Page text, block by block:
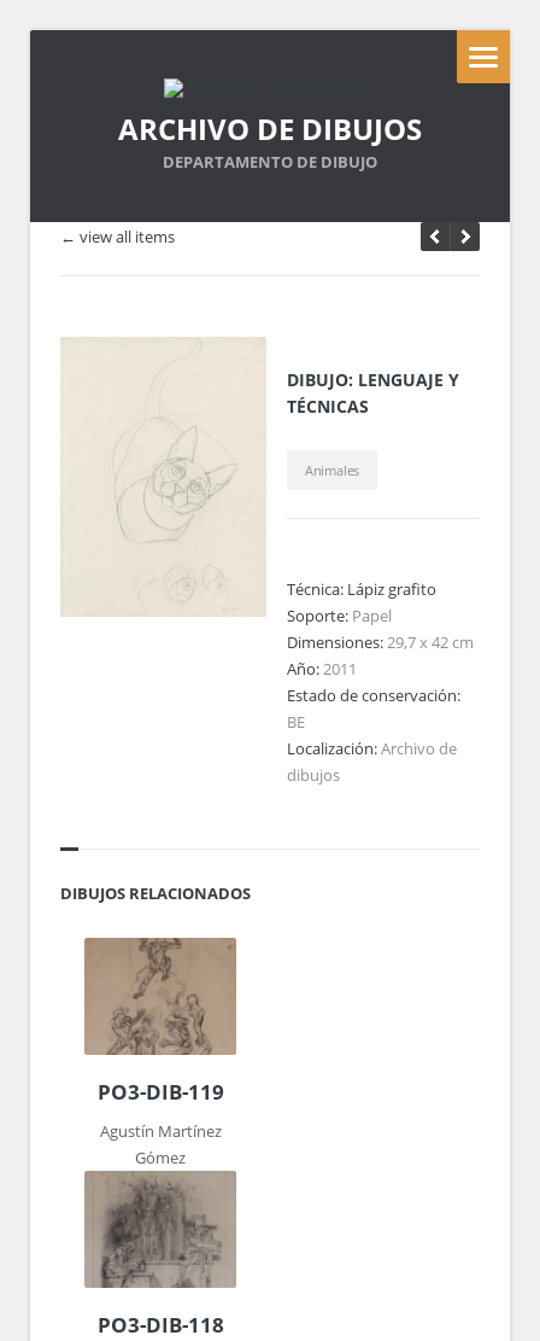
ARCHIVO DE DIBUJOS
DEPARTAMENTO DE DIBUJO
← view all items
DIBUJO: LENGUAJE Y
TÉCNICAS
Animales
Técnica: Lápiz grafito
Soporte: Papel
Dimensiones:29,7 x 42 cm
Año:2011
Estado de conservación:
BE
Localización:Archivo de
dibujos
DIBUJOS RELACIONADOS
PO3-DIB-119
Agustín Martínez
Gómez
PO3-DIB-118